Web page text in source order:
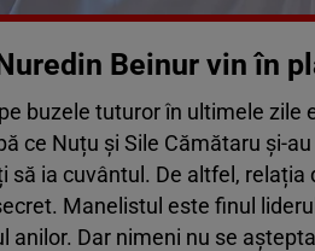
Beinur vin în
buzele tuturor în ultimele zile
ce Nuțu și Sile Cămătaru și-
să ia cuvântul. De altfel,
Manelistul este finul
anilor. Dar nimeni nu se